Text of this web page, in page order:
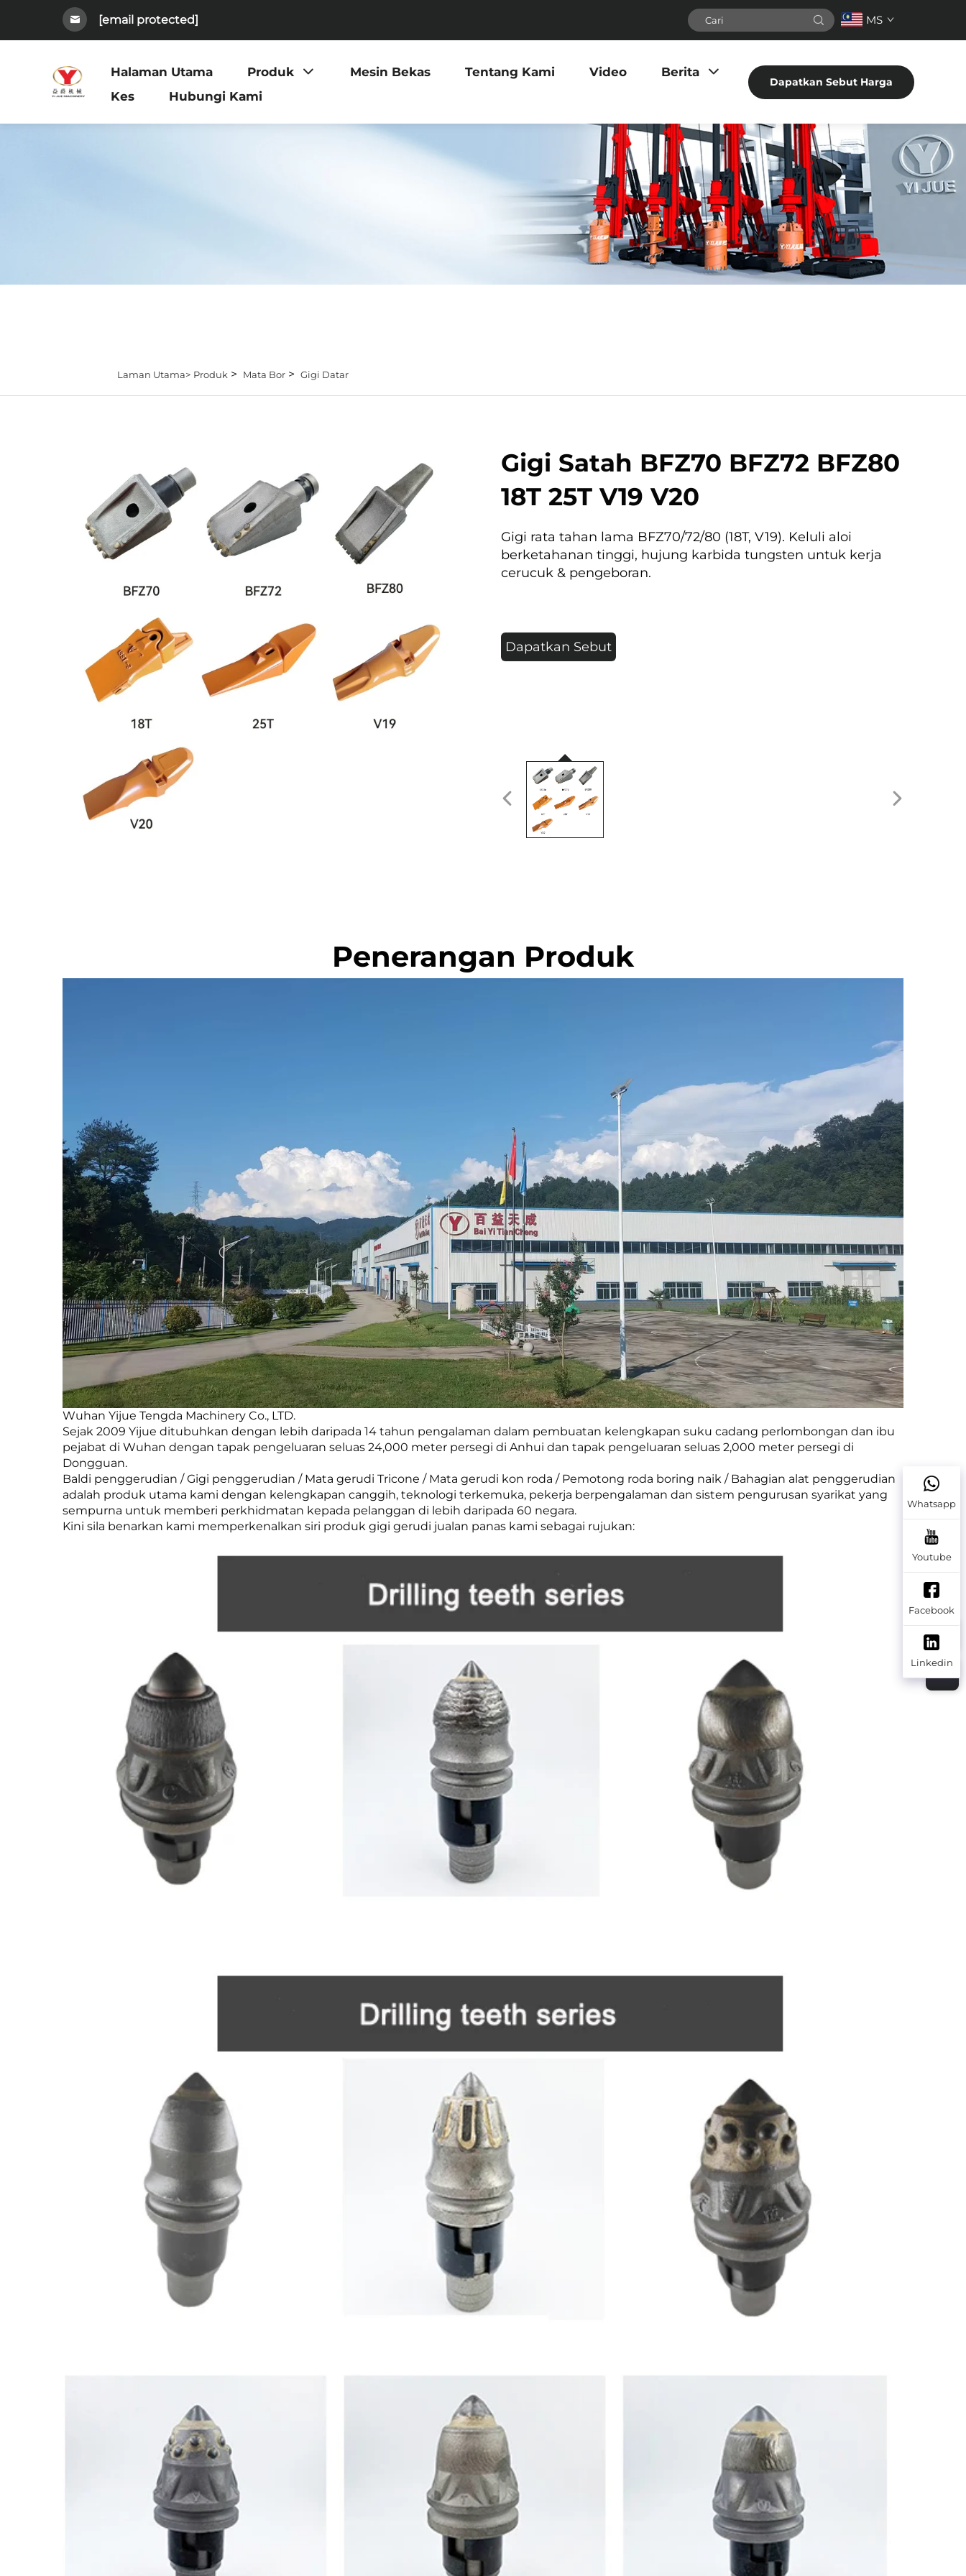
[email protected] MS
Halaman Utama Produk Mesin Bekas Tentang Kami Video
Berita
Kes
Hubungi Kami
Dapatkan Sebut Harga
Laman Utama> Produk> Mata Bor> Gigi Datar
Gigi Satah BFZ70 BFZ72 BFZ80
18T 25T V19 V20
Gigi rata tahan lama BFZ70/72/80 (18T, V19). Keluli aloi
berketahanan tinggi, hujung karbida tungsten untuk kerja
cerucuk & pengeboran.
Dapatkan Sebut
Penerangan Produk
Wuhan Yijue Tengda Machinery Co., LTD.
Sejak 2009 Yijue ditubuhkan dengan lebih daripada 14 tahun pengalaman dalam pembuatan kelengkapan suku cadang perlombongan dan ibu
pejabat di Wuhan dengan tapak pengeluaran seluas 24,000 meter persegi di Anhui dan tapak pengeluaran seluas 2,000 meter persegi di
Dongguan.
Baldi penggerudian / Gigi penggerudian / Mata gerudi Tricone / Mata gerudi kon roda / Pemotong roda boring naik / Bahagian alat penggerudian
adalah produk utama kami dengan kelengkapan canggih, teknologi terkemuka, pekerja berpengalaman dan sistem pengurusan syarikat yang
sempurna untuk memberi perkhidmatan kepada pelanggan di lebih daripada 60 negara.
Kini sila benarkan kami memperkenalkan siri produk gigi gerudi jualan panas kami sebagai rujukan:
Whatsapp
Youtube
Facebook
Linkedin